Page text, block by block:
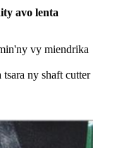
avo lenta
vy miendrika
ny shaft cutter